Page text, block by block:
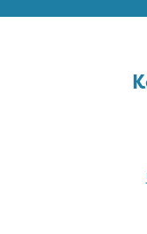
Kontakta